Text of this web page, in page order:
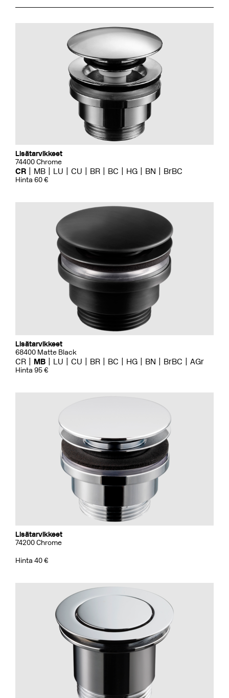
Lisätarvikkeet
74400 Chrome
CR MB LU CU BR BC HG BN BrBC
Hinta 60 €
Lisätarvikkeet
68400 Matte Black
CR MB LU CU BR BC HG BN BrBC AGr
Hinta 95 €
Lisätarvikkeet
74200 Chrome
Hinta 40 €